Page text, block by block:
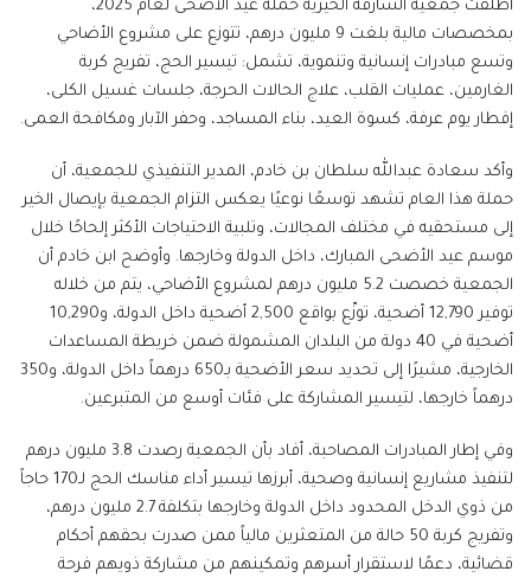
أطلقت جمعية الشارقة الخيرية حملة عيد الأضحى لعام 2025،
بمخصصات مالية بلغت 9 مليون درهم، تتوزع على مشروع الأضاحي
وتسع مبادرات إنسانية وتنموية، تشمل: تيسير الحج، تفريج كربة
الغارمين، عمليات القلب، علاج الحالات الحرجة، جلسات غسيل الكلى،
إفطار يوم عرفة، كسوة العيد، بناء المساجد، وحفر الآبار ومكافحة العمى.
وأكد سعادة عبدالله سلطان بن خادم، المدير التنفيذي للجمعية، أن
حملة هذا العام تشهد توسعًا نوعيًا يعكس التزام الجمعية بإيصال الخير
إلى مستحقيه في مختلف المجالات، وتلبية الاحتياجات الأكثر إلحاحًا خلال
موسم عيد الأضحى المبارك، داخل الدولة وخارجها. وأوضح ابن خادم أن
الجمعية خصصت 5.2 مليون درهم لمشروع الأضاحي، يتم من خلاله
توفير 12,790 أضحية، توزّع بواقع 2,500 أضحية داخل الدولة، و10,290
أضحية في 40 دولة من البلدان المشمولة ضمن خريطة المساعدات
الخارجية، مشيرًا إلى تحديد سعر الأضحية بـ650 درهماً داخل الدولة، و350
درهماً خارجها، لتيسير المشاركة على فئات أوسع من المتبرعين.
وفي إطار المبادرات المصاحبة، أفاد بأن الجمعية رصدت 3.8 مليون درهم
لتنفيذ مشاريع إنسانية وصحية، أبرزها تيسير أداء مناسك الحج لـ170 حاجاً
من ذوي الدخل المحدود داخل الدولة وخارجها بتكلفة 2.7 مليون درهم،
وتفريج كربة 50 حالة من المتعثرين مالياً ممن صدرت بحقهم أحكام
قضائية، دعمًا لاستقرار أسرهم وتمكينهم من مشاركة ذويهم فرحة